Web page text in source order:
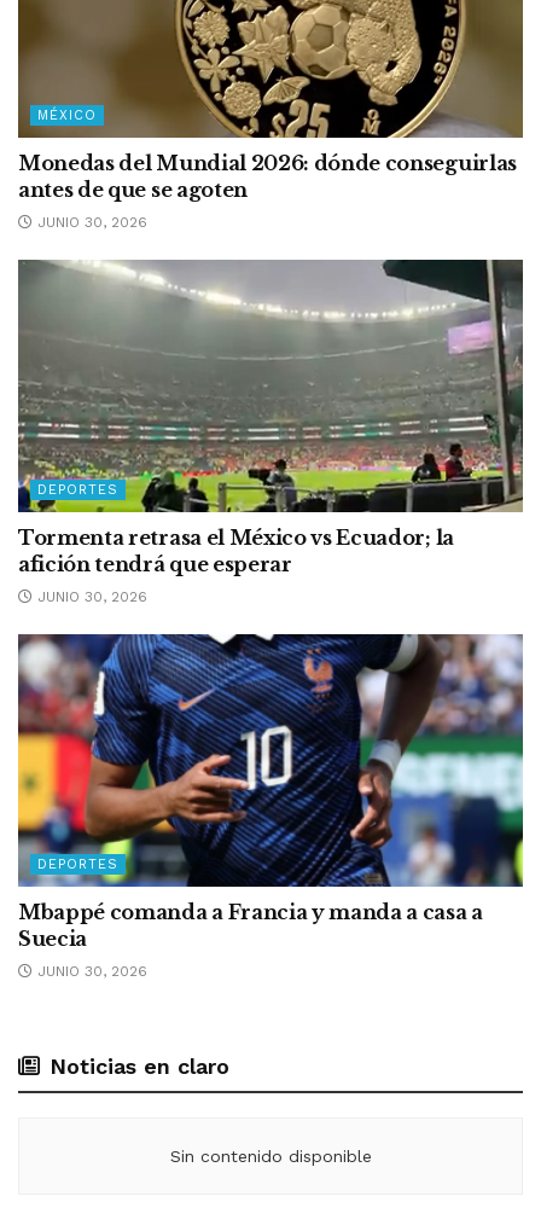
MÉXICO
Monedas del Mundial 2026: dónde conseguirlas
antes de que se agoten
JUNIO 30, 2026
DEPORTES
Tormenta retrasa el México vs Ecuador; la
afición tendrá que esperar
JUNIO 30, 2026
DEPORTES
Mbappé comanda a Francia y manda a casa a
Suecia
JUNIO 30, 2026
Noticias en claro
Sin contenido disponible